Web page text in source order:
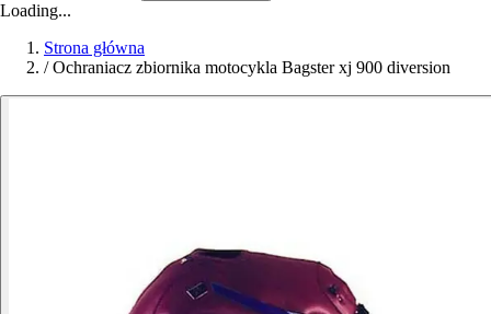
Loading...
Strona główna
/ Ochraniacz zbiornika motocykla Bagster xj 900 diversion